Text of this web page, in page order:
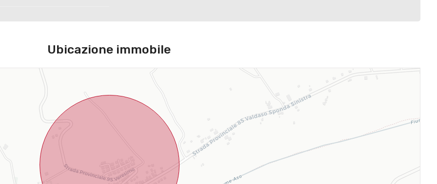
Ubicazione immobile